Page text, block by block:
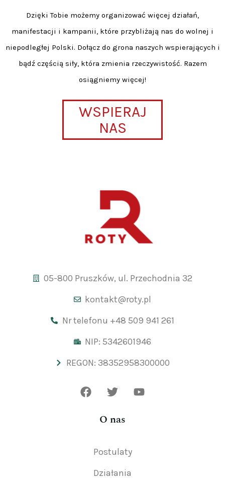
Dzięki Tobie możemy organizować więcej działań,
manifestacji i kampanii, które przybliżają nas do wolnej i
niepodległej Polski. Dołącz do grona naszych wspierających i
bądź częścią siły, która zmienia rzeczywistość. Razem
osiągniemy więcej!
WSPIERAJ
NAS
05-800 Pruszków, ul. Przechodnia 32
kontakt@roty.pl
Nr telefonu +48 509 941 261
NIP: 5342601946
REGON: 38352958300000
O nas
Postulaty
Działania